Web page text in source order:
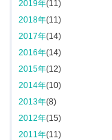
2019年(11)
2018年(11)
2017年(14)
2016年(14)
2015年(12)
2014年(10)
2013年(8)
2012年(15)
2011年(11)